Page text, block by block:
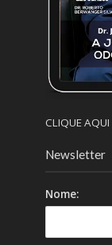
CLIQUE AQUI
Newsletter
Nome: